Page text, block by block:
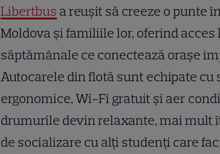
Libertbus a reușit să creeze o punte
Moldova și familiile lor, oferind acces
săptămânale ce conectează orașe
Autocarele din flotă sunt echipate cu
ergonomice, Wi-Fi gratuit și aer
drumurile devin relaxante, mai mult
de socializare cu alți studenți care